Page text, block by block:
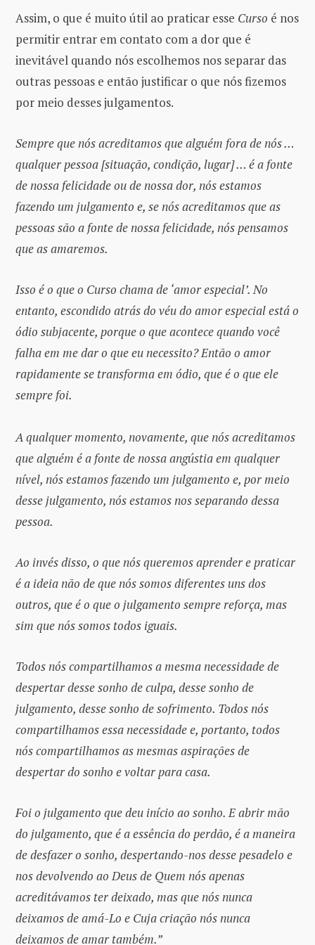
Assim, o que é muito útil ao praticar esse Curso é nos
permitir entrar em contato com a dor que é
inevitável quando nós escolhemos nos separar das
outras pessoas e então justificar o que nós fizemos
por meio desses julgamentos.
Sempre que nós acreditamos que alguém fora de nós …
qualquer pessoa [situação, condição, lugar] … é a fonte
de nossa felicidade ou de nossa dor, nós estamos
fazendo um julgamento e, se nós acreditamos que as
pessoas são a fonte de nossa felicidade, nós pensamos
que as amaremos.
Isso é o que o Curso chama de ‘amor especial’. No
entanto, escondido atrás do véu do amor especial está o
ódio subjacente, porque o que acontece quando você
falha em me dar o que eu necessito? Então o amor
rapidamente se transforma em ódio, que é o que ele
sempre foi.
A qualquer momento, novamente, que nós acreditamos
que alguém é a fonte de nossa angústia em qualquer
nível, nós estamos fazendo um julgamento e, por meio
desse julgamento, nós estamos nos separando dessa
pessoa.
Ao invés disso, o que nós queremos aprender e praticar
é a ideia não de que nós somos diferentes uns dos
outros, que é o que o julgamento sempre reforça, mas
sim que nós somos todos iguais.
Todos nós compartilhamos a mesma necessidade de
despertar desse sonho de culpa, desse sonho de
julgamento, desse sonho de sofrimento. Todos nós
compartilhamos essa necessidade e, portanto, todos
nós compartilhamos as mesmas aspirações de
despertar do sonho e voltar para casa.
Foi o julgamento que deu início ao sonho. E abrir mão
do julgamento, que é a essência do perdão, é a maneira
de desfazer o sonho, despertando-nos desse pesadelo e
nos devolvendo ao Deus de Quem nós apenas
acreditávamos ter deixado, mas que nós nunca
deixamos de amá-Lo e Cuja criação nós nunca
deixamos de amar também.”